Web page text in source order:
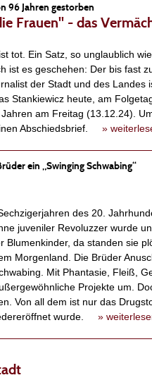
96 Jahren gestorben
Frauen" - das
tot. Ein Satz, so unglaublich
ist es geschehen: Der bis fast
der Stadt und des Landes
Stankiewicz heute, am
am Freitag (13.12.24).
Abschiedsbrief. »
ein „Swinging Schwabing“
des 20.
juveniler Revoluzzer wurde
Blumenkinder, da standen sie
Morgenland. Die Brüder
Mit Phantasie, Fleiß,
Projekte um.
Von all dem ist nur das
wurde. »